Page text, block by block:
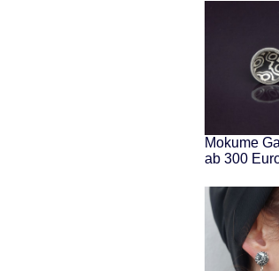
Mokume
ab 300